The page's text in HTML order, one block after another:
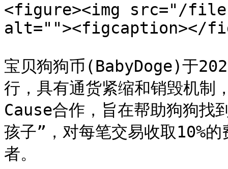
<figure><img src="/files/
alt=""><figcaption></
宝贝狗狗币(BabyDoge)于
行，具有通货紧缩和销毁机
Cause合作，旨在帮助狗狗找
孩子”，对每笔交易收取10%
者。